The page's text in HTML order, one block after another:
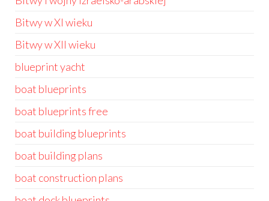
Bitwy w XI wieku
Bitwy w XII wieku
blueprint yacht
boat blueprints
boat blueprints free
boat building blueprints
boat building plans
boat construction plans